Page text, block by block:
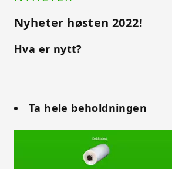
Nyheter høsten 2022!
Hva er nytt?
Ta hele beholdningen